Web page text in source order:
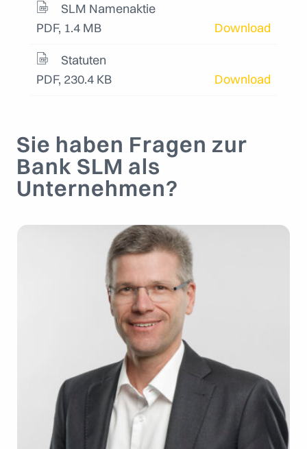
SLM Namenaktie
PDF, 1.4 MB
Download
Statuten
PDF, 230.4 KB
Download
Sie haben Fragen zur
Bank SLM als
Unternehmen?